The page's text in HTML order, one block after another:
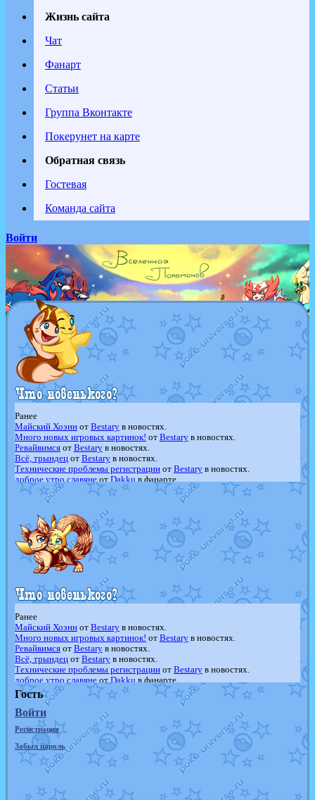
Жизнь сайта
Чат
Фанарт
Статьи
Группа Вконтакте
Покерунет на карте
Обратная связь
Гостевая
Команда сайта
Войти
Ранее
Майский Хоэннот Bestaryв новостях.
Много новых игровых картинок! от Bestaryв новостях.
Ревайвимсяот Bestaryв новостях.
Всё, трындецот Bestaryв новостях.
Технические проблемы регистрацииот Bestaryв новостях.
доброе утро славянеот Dakku в фанарте.
Йолда и Мимикью отMavisNyanCatв фанарте.
Недовольный котомангуст
в фанарте.
отRandomon
шадоу спиритомботilovearceus
в фанарте.
траббишотilovearceusв фанарте.
Raging BoltотGraceDaFox
в фанарте.
Shadow mismagiusотJOK_julia
в фанарте.
художникотvicavicaв фанарте.
Ранее
Майский Хоэннот Bestaryв новостях.
Много новых игровых картинок! от Bestaryв новостях.
Ревайвимсяот Bestaryв новостях.
Всё, трындецот Bestaryв новостях.
Технические проблемы регистрацииот Bestaryв новостях.
доброе утро славянеот Dakku в фанарте.
Йолда и МимикьюотMavisNyanCatв фанарте.
Недовольный котомангуст
в фанарте.
The Dark Wishmaker
отRandomon
шадоу спиритомб
отilovearceus
в фанарте.
траббишотilovearceusв фанарте.
Raging BoltотGraceDaFox
Shadow mismagiusотJOK_julia
в фанарте.
художникот vicavicaв фанарте.
Гость
Войти
Регистрация
Забыл пароль